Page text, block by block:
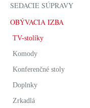
SEDACIE SÚPRAVY
OBÝVACIA IZBA
TV-stolíky
Komody
Konferenčné stoly
Doplnky
Zrkadlá